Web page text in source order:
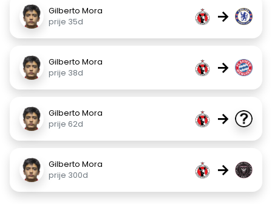
Gilberto Mora
prije 35d
→
Gilberto Mora
prije 38d
→
Gilberto Mora
prije 62d
→
Gilberto Mora
prije 300d
→